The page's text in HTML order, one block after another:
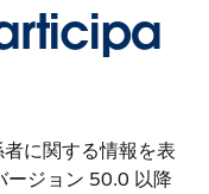
に関する情報を表
ージョン 50.0 以降